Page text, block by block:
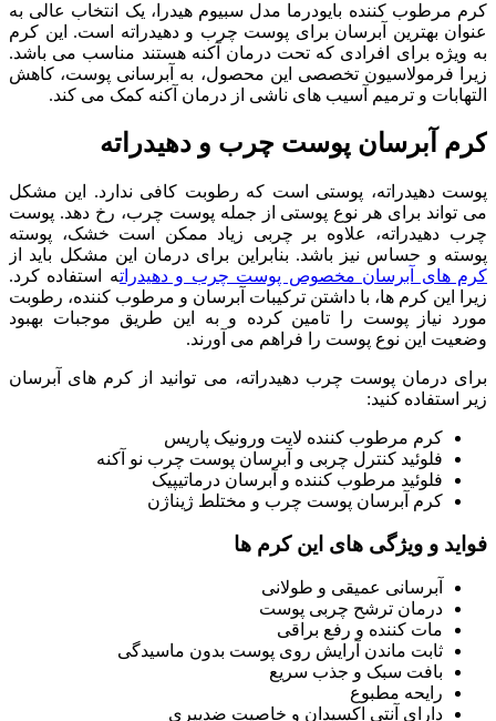
کرم مرطوب کننده بایودرما مدل سبیوم هیدرا، یک انتخاب عالی به
عنوان بهترین آبرسان برای پوست چرب و دهیدراته است. این کرم
به ویژه برای افرادی که تحت درمان آکنه هستند مناسب می باشد.
زیرا فرمولاسیون تخصصی این محصول، به آبرسانی پوست، کاهش
التهابات و ترمیم آسیب های ناشی از درمان آکنه کمک می کند.
کرم آبرسان پوست چرب و دهیدراته
پوست دهیدراته، پوستی است که رطوبت کافی ندارد. این مشکل
می تواند برای هر نوع پوستی از جمله پوست چرب، رخ دهد. پوست
چرب دهیدراته، علاوه بر چربی زیاد ممکن است خشک، پوسته
پوسته و حساس نیز باشد. بنابراین برای درمان این مشکل باید از
کرم های آبرسان مخصوص پوست چرب و دهیدراته استفاده کرد.
زیرا این کرم ها، با داشتن ترکیبات آبرسان و مرطوب کننده، رطوبت
مورد نیاز پوست را تامین کرده و به این طریق موجبات بهبود
وضعیت این نوع پوست را فراهم می آورند.
برای درمان پوست چرب دهیدراته، می توانید از کرم های آبرسان
زیر استفاده کنید:
کرم مرطوب کننده لایت ورونیک پاریس
فلوئید کنترل چربی و آبرسان پوست چرب نو آکنه
فلوئید مرطوب کننده و آبرسان درماتیپیک
کرم آبرسان پوست چرب و مختلط ژیناژن
فواید و ویژگی های این کرم ها
آبرسانی عمیقی و طولانی
درمان ترشح چربی پوست
مات کننده و رفع براقی
ثابت ماندن آرایش روی پوست بدون ماسیدگی
بافت سبک و جذب سریع
رایحه مطبوع
دارای آنتی اکسیدان و خاصیت ضدپیری